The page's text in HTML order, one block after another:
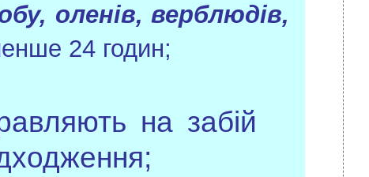
оленів, верблюдів,
24 годин;
на забій